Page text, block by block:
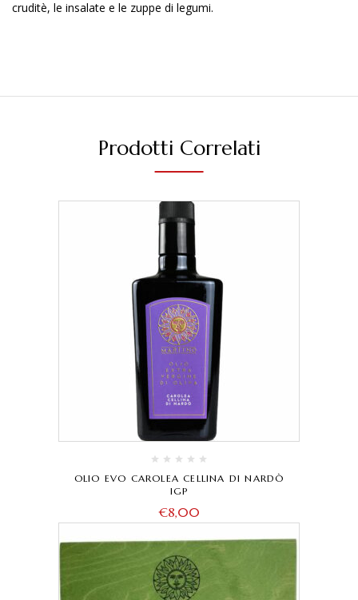
cruditè, le insalate e le zuppe di legumi.
Prodotti Correlati
OLIO EVO CAROLEA CELLINA DI NARDÒ
IGP
€8,00